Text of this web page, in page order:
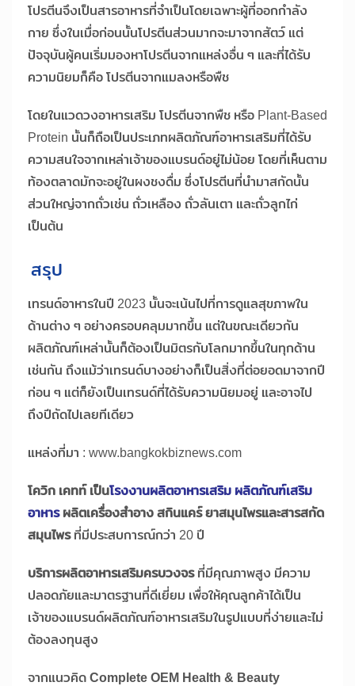
โปรตีนจึงเป็นสารอาหารที่จำเป็นโดยเฉพาะผู้ที่ออกกำลัง
กาย ซึ่งในเมื่อก่อนนั้นโปรตีนส่วนมากจะมาจากสัตว์ แต่
ปัจจุบันผู้คนเริ่มมองหาโปรตีนจากแหล่งอื่น ๆ และที่ได้รับ
ความนิยมก็คือ โปรตีนจากแมลงหรือพืช
โดยในแวดวงอาหารเสริม โปรตีนจากพืช หรือ Plant-Based
Protein นั้นก็ถือเป็นประเภทผลิตภัณฑ์อาหารเสริมที่ได้รับ
ความสนใจจากเหล่าเจ้าของแบรนด์อยู่ไม่น้อย โดยที่เห็นตาม
ท้องตลาดมักจะอยู่ในผงชงดื่ม ซึ่งโปรตีนที่นำมาสกัดนั้น
ส่วนใหญ่จากถั่วเช่น ถั่วเหลือง ถั่วลันเตา และถั่วลูกไก่
เป็นต้น
สรุป
เทรนด์อาหารในปี 2023 นั้นจะเน้นไปที่การดูแลสุขภาพใน
ด้านต่าง ๆ อย่างครอบคลุมมากขึ้น แต่ในขณะเดียวกัน
ผลิตภัณฑ์เหล่านั้นก็ต้องเป็นมิตรกับโลกมากขึ้นในทุกด้าน
เช่นกัน ถึงแม้ว่าเทรนด์บางอย่างก็เป็นสิ่งที่ต่อยอดมาจากปี
ก่อน ๆ แต่ก็ยังเป็นเทรนด์ที่ได้รับความนิยมอยู่ และอาจไป
ถึงปีถัดไปเลยทีเดียว
แหล่งที่มา : www.bangkokbiznews.com
โควิก เคทท์ เป็นโรงงานผลิตอาหารเสริม ผลิตภัณฑ์เสริม
อาหารผลิตเครื่องสำอาง สกินแคร์ ยาสมุนไพรและสารสกัด
สมุนไพรที่มีประสบการณ์กว่า 20 ปี
บริการผลิตอาหารเสริมครบวงจรที่มีคุณภาพสูง มีความ
ปลอดภัยและมาตรฐานที่ดีเยี่ยม เพื่อให้คุณลูกค้าได้เป็น
เจ้าของแบรนด์ผลิตภัณฑ์อาหารเสริมในรูปแบบที่ง่ายและไม่
ต้องลงทุนสูง
จากแนวคิดComplete OEM Health & Beauty